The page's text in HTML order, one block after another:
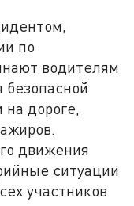
по
водителям
дороге,
движения
ситуации
участников